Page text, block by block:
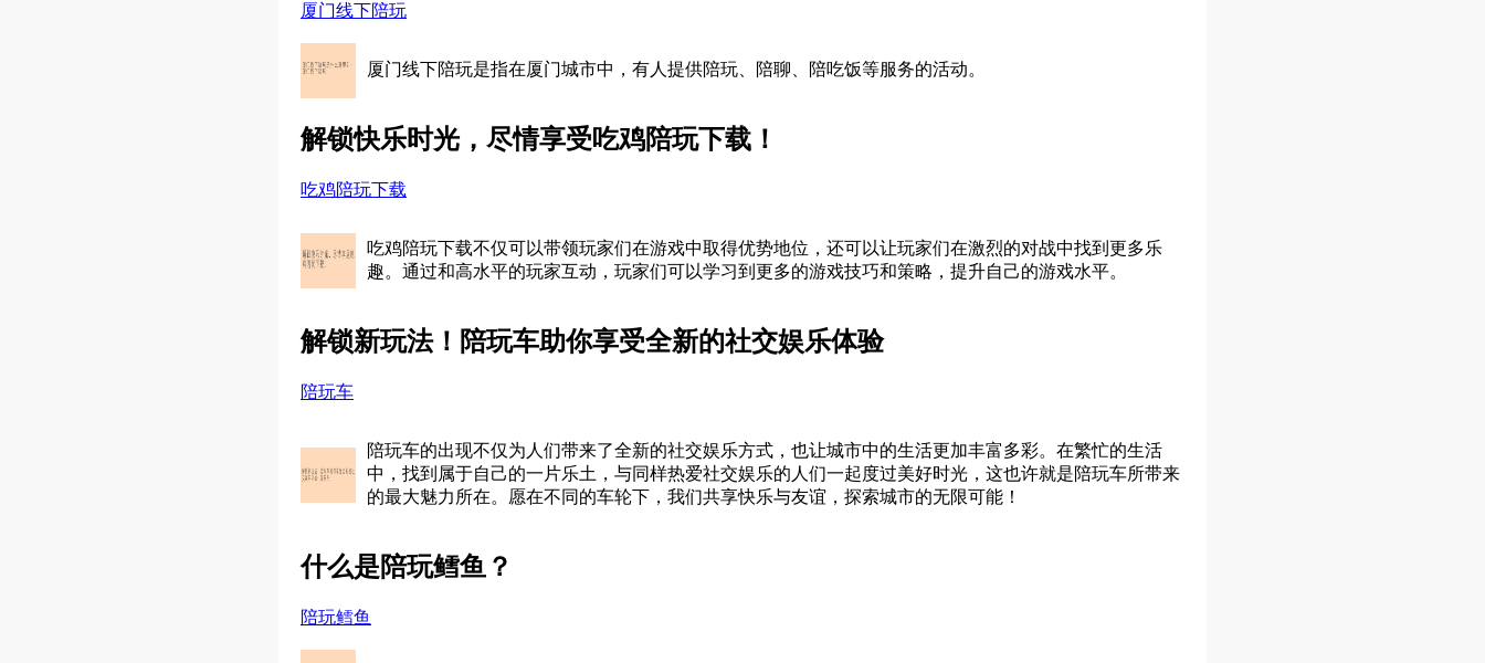
厦门线下陪玩
厦门线下陪玩是指在厦门城市中，有人提供陪玩、陪聊、陪吃饭等服务的活动。
解锁快乐时光，尽情享受吃鸡陪玩下载！
吃鸡陪玩下载
吃鸡陪玩下载不仅可以带领玩家们在游戏中取得优势地位，还可以让玩家们在激烈的对战中找到更多乐
趣。通过和高水平的玩家互动，玩家们可以学习到更多的游戏技巧和策略，提升自己的游戏水平。
解锁新玩法！陪玩车助你享受全新的社交娱乐体验
陪玩车
陪玩车的出现不仅为人们带来了全新的社交娱乐方式，也让城市中的生活更加丰富多彩。在繁忙的生活
中，找到属于自己的一片乐土，与同样热爱社交娱乐的人们一起度过美好时光，这也许就是陪玩车所带来
的最大魅力所在。愿在不同的车轮下，我们共享快乐与友谊，探索城市的无限可能！
什么是陪玩鳕鱼？
陪玩鳕鱼